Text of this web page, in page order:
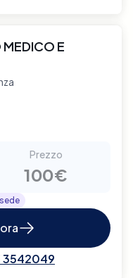
E
Prezzo
100€
3542049